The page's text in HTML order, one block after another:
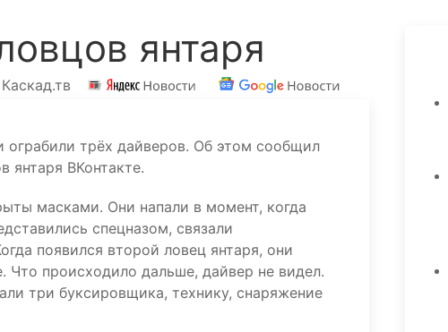
янтаря
ограбили трёх дайверов. Об этом сообщил
янтаря ВКонтакте.
масками. Они напали в момент, когда
спецназом, связали
появился второй ловец янтаря, они
Что происходило дальше, дайвер не видел.
три буксировщика, технику, снаряжение